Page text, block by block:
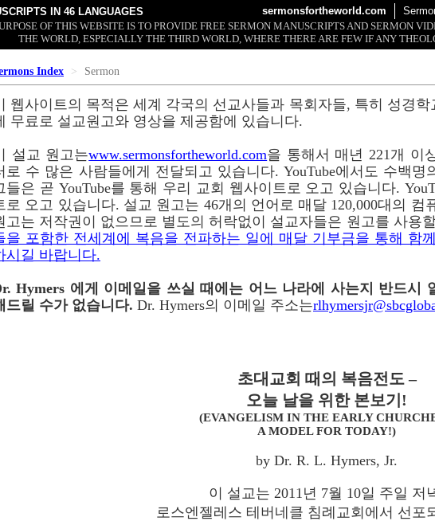
IN 46 LANGUAGES sermonsfortheworld.com
OF THIS WEBSITE IS TO PROVIDE FREE SERMON MANUSCRIPTS AND SERMON
THE WORLD, ESPECIALLY THE THIRD WORLD, WHERE THERE ARE FEW IF ANY
Index Sermon
웹사이트의 목적은 세계 각국의 선교사들과 목회자들, 특히 성경
무료로 설교원고와 영상을 제공함에 있습니다.
설교 원고는www.sermonsfortheworld.com을 통해서 매년 221개 이
로 수 많은 사람들에게 전달되고 있습니다. YouTube에서도 수백
들은 곧 YouTube를 통해 우리 교회 웹사이트로 오고 있습니다.
로 오고 있습니다. 설교 원고는 46개의 언어로 매달 120,000대의
고는 저작권이 없으므로 별도의 허락없이 설교자들은 원고를 사용
을 포함한 전세계에 복음을 전파하는 일에 매달 기부금을 통해 함
시길 바랍니다.
Hymers 에게 이메일을 쓰실 때에는 어느 나라에 사는지 반드시
드릴 수가 없습니다. Dr. Hymers의 이메일 주소는
초대교회 때의 복음전도 –
오늘 날을 위한 본보기!
(EVANGELISM IN THE EARLY
A MODEL FOR TODAY!)
by Dr. R. L. Hymers, Jr.
이 설교는 2011년 7월 10일 주일 저
로스엔젤레스 테버네클 침례교회에서 선포